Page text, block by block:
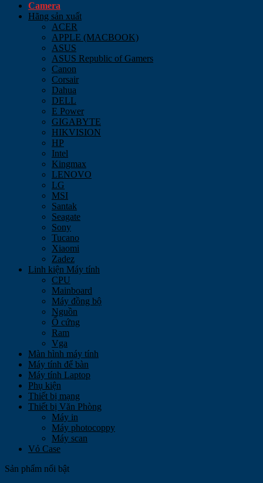
Camera
Hãng sản xuất
ACER
APPLE (MACBOOK)
ASUS
ASUS Republic of Gamers
Canon
Corsair
Dahua
DELL
E Power
GIGABYTE
HIKVISION
HP
Intel
Kingmax
LENOVO
LG
MSI
Santak
Seagate
Sony
Tucano
Xiaomi
Zadez
Linh kiện Máy tính
CPU
Mainboard
Máy đồng bộ
Nguồn
Ổ cứng
Ram
Vga
Màn hình máy tính
Máy tính để bàn
Máy tính Laptop
Phụ kiện
Thiết bị mạng
Thiết bị Văn Phòng
Máy in
Máy photocoppy
Máy scan
Vỏ Case
Sản phẩm nổi bật